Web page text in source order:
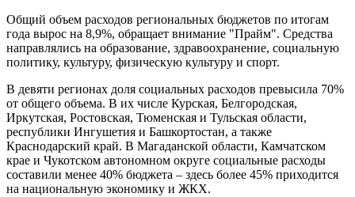
Общий объем расходов региональных бюджетов по итогам
года вырос на 8,9%, обращает внимание "Прайм". Средства
направлялись на образование, здравоохранение, социальную
политику, культуру, физическую культуру и спорт.
В девяти регионах доля социальных расходов превысила 70%
от общего объема. В их числе Курская, Белгородская,
Иркутская, Ростовская, Тюменская и Тульская области,
республики Ингушетия и Башкортостан, а также
Краснодарский край. В Магаданской области, Камчатском
крае и Чукотском автономном округе социальные расходы
составили менее 40% бюджета – здесь более 45% приходится
на национальную экономику и ЖКХ.